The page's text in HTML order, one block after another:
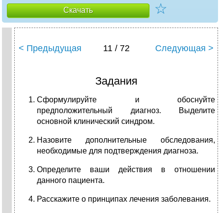
Скачать ☆
< Предыдущая 11 / 72 Следующая >
Задания
Сформулируйте и обоснуйте
предположительный диагноз. Выделите
основной клинический синдром.
Назовите дополнительные обследования,
необходимые для подтверждения диагноза.
Определите ваши действия в отношении
данного пациента.
Расскажите о принципах лечения заболевания.